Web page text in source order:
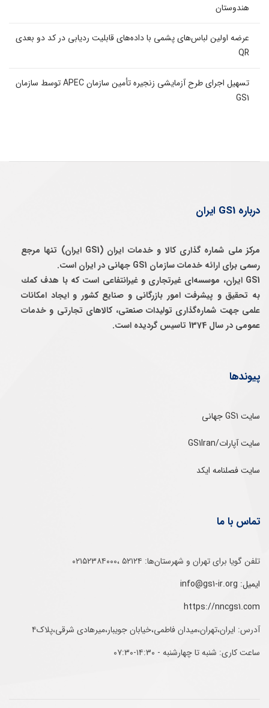
هندوستان
عرضه اولین لباس‌های پشمی با داده‌های قابلیت ردیابی در کد دو بعدی
QR
تسهیل اجرای طرح آزمایشی زنجیره تأمین سازمان APEC توسط سازمان
GS1
درباره GS1 ایران
مرکز ملی شماره گذاری کالا و خدمات ایران (GS1 ایران) تنها مرجع
رسمی برای ارائه خدمات سازمان GS1 جهانی در ایران است.
GS1 ایران، موسسه‌ای غيرتجاری و غيرانتفاعی است كه با هدف كمك
به تحقيق و پيشرفت امور بازرگانی و صنايع كشور و ايجاد امكانات
علمی جهت شماره‌گذاری توليدات صنعتی، كالاهای تجارتی و خدمات
عمومی در سال 1374 تاسيس گرديده است.
پیوندها
سایت GS1 جهانی
سایت آپارات/GS1Iran
سایت فصلنامه ایکد
تماس با ما
تلفن‌ گویا برای‌ تهران‌‌ و‌ شهرستان‌ها:‌ ۵۲۱۲۴ ،۰۲۱۵۲۳۸۴۰۰۰
ایمیل: info@gs1-ir.org
https://nncgs1.com
آدرس: ایران،تهران،میدان فاطمی،خیابان جویبار،میرهادی شرقی،پلاک۴
ساعت کاری: شنبه تا چهارشنبه - ۱۴:۳۰-۰۷:۳۰